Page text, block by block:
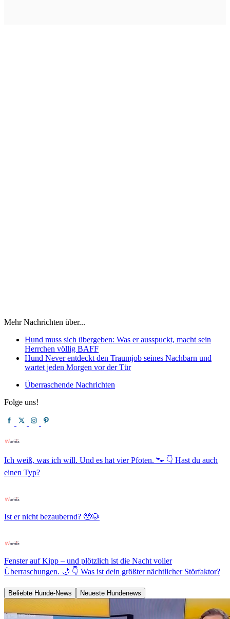
Mehr Nachrichten über...
Hund muss sich übergeben: Was er ausspuckt, macht sein
Herrchen völlig BAFF
Hund Never entdeckt den Traumjob seines Nachbarn und
wartet jeden Morgen vor der Tür
Überraschende Nachrichten
Folge uns!
Ich weiß, was ich will. Und es hat vier Pfoten. 🐾 👇 Hast du auch
einen Typ?
Ist er nicht bezaubernd? 🥹🐶
Fenster auf Kipp – und plötzlich ist die Nacht voller
Überraschungen. 🌙 👇 Was ist dein größter nächtlicher Störfaktor?
Beliebte Hunde-News Neueste Hundenews